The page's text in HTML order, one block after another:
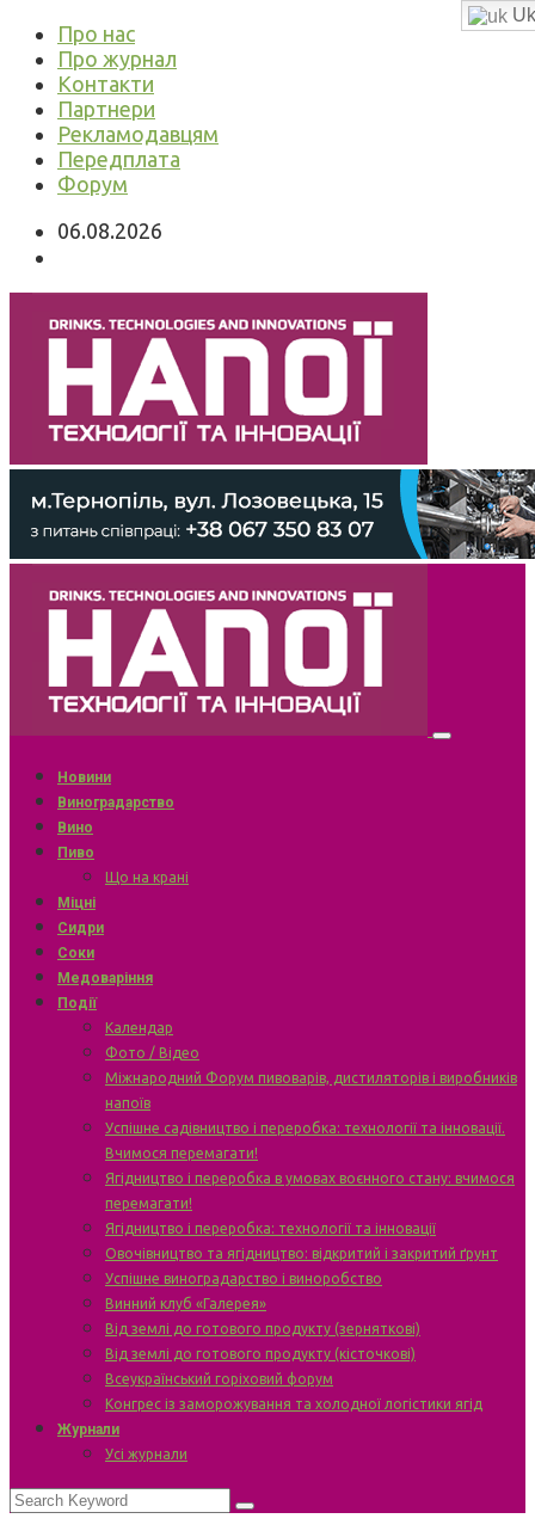
Про нас
Про журнал
Контакти
Партнери
Рекламодавцям
Передплата
Форум
06.08.2026
Новини
Виноградарство
Вино
Пиво
Що на крані
Міцні
Сидри
Соки
Медоваріння
Події
Календар
Фото / Відео
Міжнародний Форум пивоварів, дистиляторів і виробників
напоїв
Успішне садівництво і переробка: технології та інновації.
Вчимося перемагати!
Ягідництво і переробка в умовах воєнного стану: вчимося
перемагати!
Ягідництво і переробка: технології та інновації
Овочівництво та ягідництво: відкритий і закритий ґрунт
Успішне виноградарство і виноробство
Винний клуб «Галерея»
Від землі до готового продукту (зерняткові)
Від землі до готового продукту (кісточкові)
Всеукраїнський горіховий форум
Конгрес із заморожування та холодної логістики ягід
Журнали
Усі журнали